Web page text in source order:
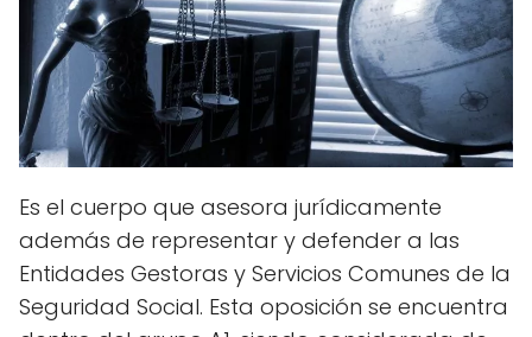
Es el cuerpo que asesora jurídicamente
además de representar y defender a las
Entidades Gestoras y Servicios Comunes de la
Seguridad Social. Esta oposición se encuentra